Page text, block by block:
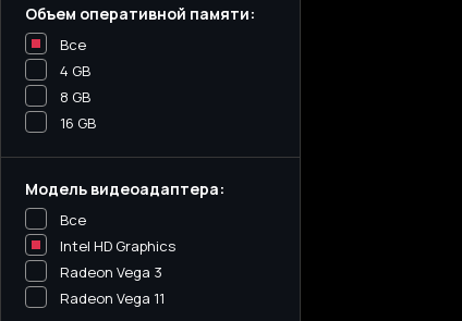
Объем оперативной памяти:
Все
4 GB
8 GB
16 GB
Модель видеоадаптера:
Все
Intel HD Graphics
Radeon Vega 3
Radeon Vega 11